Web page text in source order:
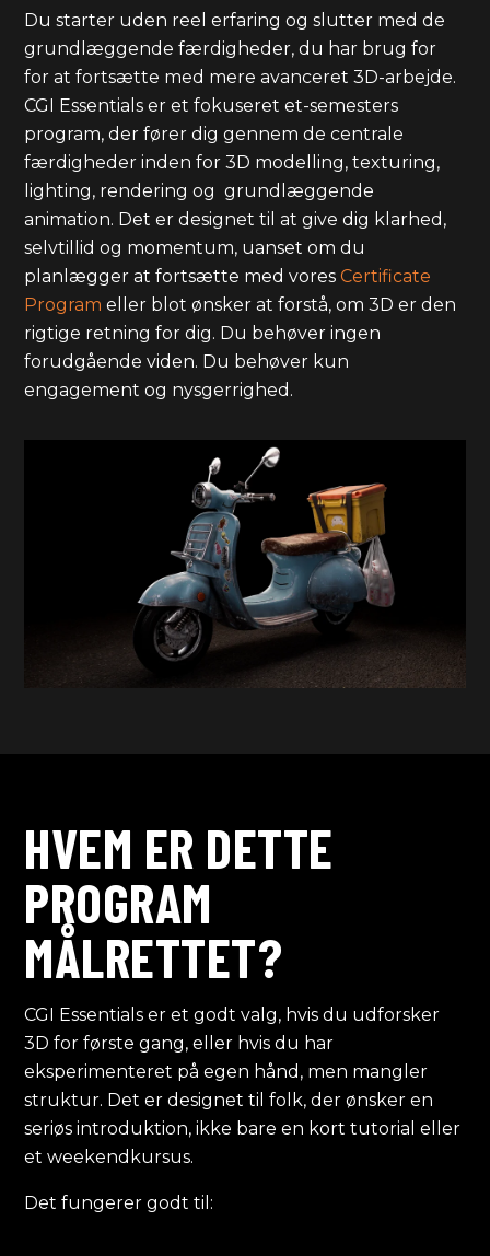
Du starter uden reel erfaring og slutter med de
grundlæggende færdigheder, du har brug for
for at fortsætte med mere avanceret 3D-arbejde.
CGI Essentials er et fokuseret et-semesters
program, der fører dig gennem de centrale
færdigheder inden for 3D modelling, texturing,
lighting, rendering og grundlæggende
animation. Det er designet til at give dig klarhed,
selvtillid og momentum, uanset om du
planlægger at fortsætte med voresCertificate
Program eller blot ønsker at forstå, om 3D er den
rigtige retning for dig. Du behøver ingen
forudgående viden. Du behøver kun
engagement og nysgerrighed.
HVEM ER DETTE
PROGRAM
MÅLRETTET?
CGI Essentials er et godt valg, hvis du udforsker
3D for første gang, eller hvis du har
eksperimenteret på egen hånd, men mangler
struktur. Det er designet til folk, der ønsker en
seriøs introduktion, ikke bare en kort tutorial eller
et weekendkursus.
Det fungerer godt til: